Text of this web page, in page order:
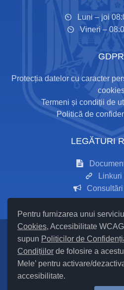
Pentru furnizarea unui
Cookies, Accesibilitate
supun Politicilor de
Condițiilor de folosire a
Mele’ pentru activare/
accesibilitate.
Luni – joi
Vineri –
GDPR
Protecția datelor cu caracter
Termeni și condiții de
Politică de
LEGĂTURI
Linkuri
Setări Cookies și
Cod Județ 24 / Județul Iași / Tipul